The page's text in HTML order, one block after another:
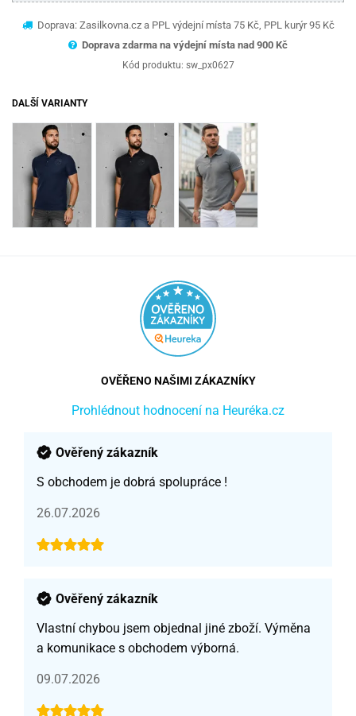
Doprava: Zasilkovna.cz a PPL výdejní místa 75 Kč, PPL kurýr 95 Kč
Doprava zdarma na výdejní místa nad 900 Kč
Kód produktu: sw_px0627
DALŠÍ VARIANTY
OVĚŘENO NAŠIMI ZÁKAZNÍKY
Prohlédnout hodnocení na Heuréka.cz
Ověřený zákazník
S obchodem je dobrá spolupráce !
26.07.2026
Ověřený zákazník
Vlastní chybou jsem objednal jiné zboží. Výměna
a komunikace s obchodem výborná.
09.07.2026